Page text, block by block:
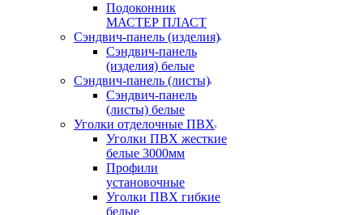
Подоконник
МАСТЕР ПЛАСТ
Сэндвич-панель (изделия)
Сэндвич-панель
(изделия) белые
Сэндвич-панель (листы)
Сэндвич-панель
(листы) белые
Уголки отделочные ПВХ
Уголки ПВХ жесткие
белые 3000мм
Профили
установочные
Уголки ПВХ гибкие
белые